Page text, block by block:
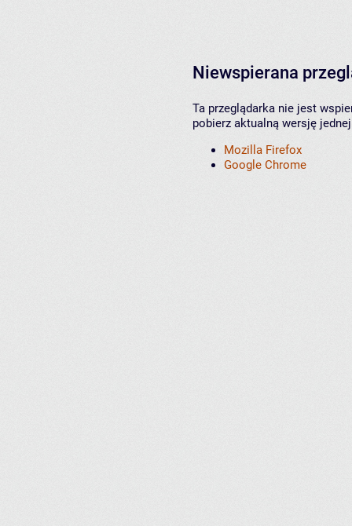
Niewspierana
Ta przeglądarka nie jest
pobierz aktualną wersję
Mozilla Firefox
Google Chrome